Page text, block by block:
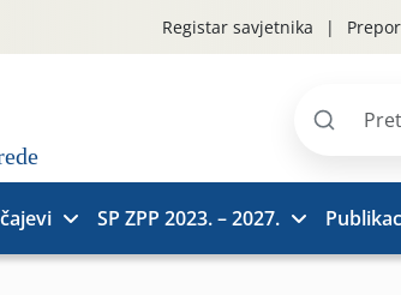
Registar savjetnika
Pretraži
SP ZPP 2023. – 2027.